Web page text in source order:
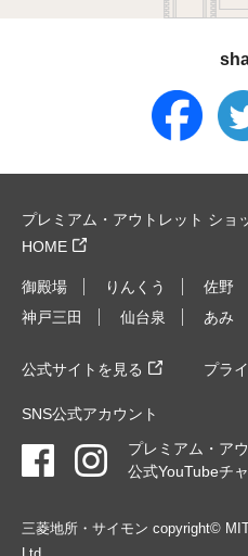
プレミアム・アウトレット ショ
HOME
御殿場 りんくう 佐野
神戸三田
仙台泉 あみ
公式サイトを見る プラ
SNS公式アカウント
プレミアム・ア
公式YouTubeチ
三菱地所・サイモン copyright©